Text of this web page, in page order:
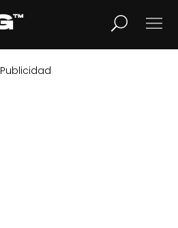
LIFESTYLE
Publicidad